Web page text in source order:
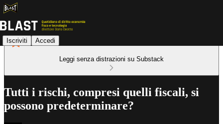
Iscriviti Accedi
Leggi senza distrazioni su Substack
Tutti i rischi, compresi quelli fiscali, si
possono predeterminare?